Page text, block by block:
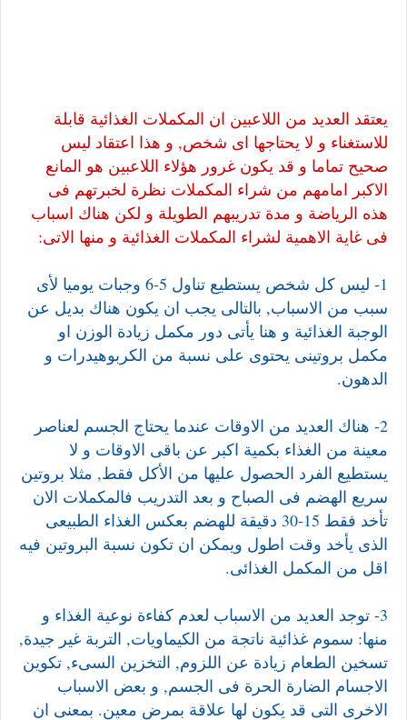
يعتقد العديد من اللاعبين ان المكملات الغذائية قابلة
للاستغناء و لا يحتاجها اى شخص, و هذا اعتقاد ليس
صحيح تماما و قد يكون غرور هؤلاء اللاعبين هو المانع
الاكبر امامهم من شراء المكملات نظرة لخبرتهم فى
هذه الرياضة و مدة تدريبهم الطويلة و لكن هناك اسباب
فى غاية الاهمية لشراء المكملات الغذائية و منها الاتى:
1- ليس كل شخص يستطيع تناول 5-6 وجبات يوميا لأى
سبب من الاسباب, بالتالى يجب ان يكون هناك بديل عن
الوجبة الغذائية و هنا يأتى دور مكمل زيادة الوزن او
مكمل بروتينى يحتوى على نسبة من الكربوهيدرات و
الدهون.
2- هناك العديد من الاوقات عندما يحتاج الجسم لعناصر
معينة من الغذاء بكمية اكبر عن باقى الاوقات و لا
يستطيع الفرد الحصول عليها من الأكل فقط, مثلا بروتين
سريع الهضم فى الصباح و بعد التدريب فالمكملات الان
تأخد فقط 15-30 دقيقة للهضم بعكس الغذاء الطبيعى
الذى يأخد وقت اطول ويمكن ان تكون نسبة البروتين فيه
اقل من المكمل الغذائى.
3- توجد العديد من الاسباب لعدم كفاءة نوعية الغذاء و
منها: سموم غذائية ناتجة من الكيماويات, التربة غير جيدة,
تسخين الطعام زيادة عن اللزوم, التخزين السىء, تكوين
الاجسام الضارة الحرة فى الجسم, و بعض الاسباب
الاخرى التى قد يكون لها علاقة بمرض معين. بمعنى ان